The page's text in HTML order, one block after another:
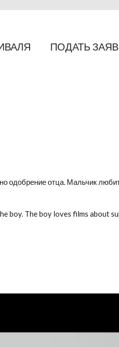
ПОДАТЬ
одобрение отца. Мальчик
The boy loves films about